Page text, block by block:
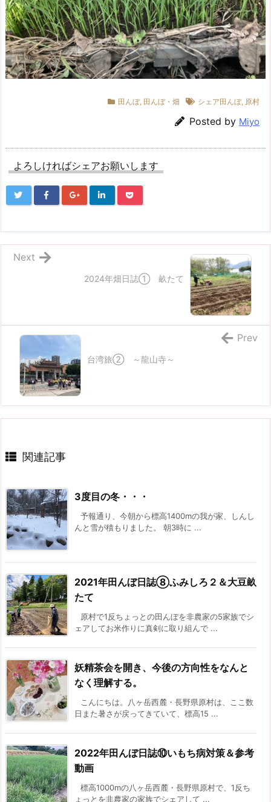
田んぼ, 田んぼ・畑 シェア田んぼ, 原村
Posted by Miyo
よろしければシェアお願いします
2024年畑日誌① 畝たて
Next
台湾旅② ～龍山寺～
Prev
関連記事
3度目の冬・・・
予報通り、今朝から標高1400mの我が家、しんし
んと雪が積もりました。 朝3時に ...
2021年田んぼ日誌⑧ふみしろ２＆大豆畝
たて
原村で1反ちょっとの田んぼを非農家の5家族でシ
ェアしてお米作りに真剣に取り組んで ...
妖精茶会を開き、今後の方向性をなんと
なく理解する。
こんにちは。八ヶ岳西麓・長野県原村は、ここ数
日また暑さが戻ってきていて、標高15 ...
2022年田んぼ日誌⑩いもち病対策＆参考
動画
標高1000mの八ヶ岳西麓・長野県原村で、1反ち
ょっとを非農家の家族でシェアして ...